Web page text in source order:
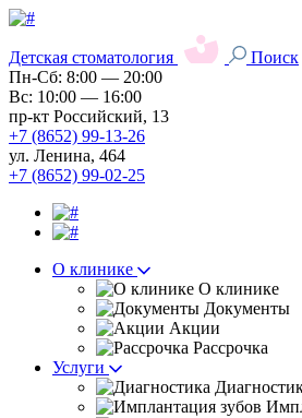
Детская стоматология
Поиск
Пн-Сб: 8:00 — 20:00
Вс: 10:00 — 16:00
пр-кт Российский, 13
+7 (8652) 99-13-26
ул. Ленина, 464
+7 (8652) 99-02-25
О клинике
О клинике
Документы
Акции
Рассрочка
Услуги